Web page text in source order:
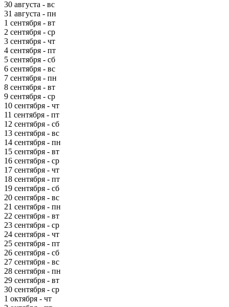
30 августа - вс
31 августа - пн
1 сентября - вт
2 сентября - ср
3 сентября - чт
4 сентября - пт
5 сентября - сб
6 сентября - вс
7 сентября - пн
8 сентября - вт
9 сентября - ср
10 сентября - чт
11 сентября - пт
12 сентября - сб
13 сентября - вс
14 сентября - пн
15 сентября - вт
16 сентября - ср
17 сентября - чт
18 сентября - пт
19 сентября - сб
20 сентября - вс
21 сентября - пн
22 сентября - вт
23 сентября - ср
24 сентября - чт
25 сентября - пт
26 сентября - сб
27 сентября - вс
28 сентября - пн
29 сентября - вт
30 сентября - ср
1 октября - чт